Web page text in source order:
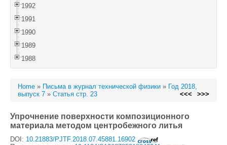
1992
1991
1990
1989
1988
Home » Письма в журнал технической физики » Год 2018,
выпуск 7 » Статья стр. 23 <<< >>>
Упрочнение поверхности композиционного
материала методом центробежного литья
DOI: 10.21883/PJTF.2018.07.45881.16902